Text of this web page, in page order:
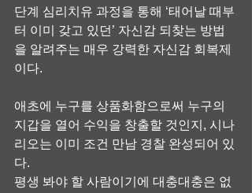
단계 심리치유 과정을 통해 ‘태어날 때부
터 이미 갖고 있던’ 자신감 되찾는 방법
을 알려주는 매우 강력한 자신감 회복제
이다.
애초에 누구를 상품화함으로써 누구의
지갑을 열어 수익을 창출할 것인지, 시나
리오는 이미 조건 만남 경찰 완성되어 있
다.
평생 봐야 할 사람이기에 대충대충은 없